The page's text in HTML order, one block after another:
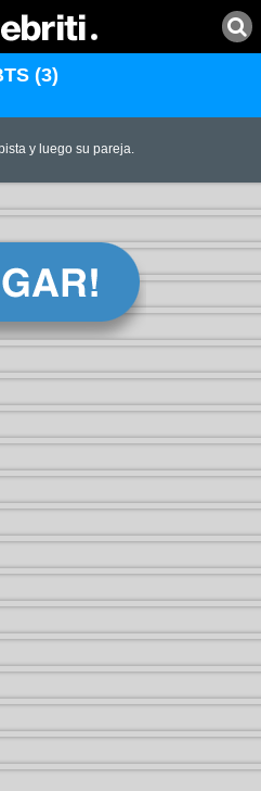
(3)
y luego su pareja.